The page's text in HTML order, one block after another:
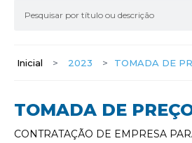
Inicial > 2023 > TOMADA DE
TOMADA DE
CONTRATAÇÃO DE EMPRESA